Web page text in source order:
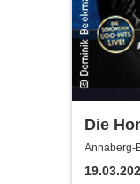
Die
Alex
Annaberg-
Buchholz